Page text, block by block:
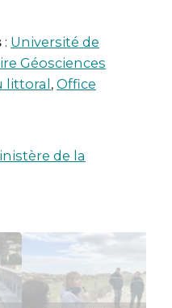
: Université de
Géosciences
littoral, Office
de la